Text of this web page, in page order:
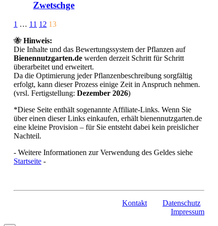
Zwetschge
Page
of
13
Prev
1 … 11 12 13
🐝 Hinweis:
Die Inhalte und das Bewertungssystem der Pflanzen auf
Bienennutzgarten.de werden derzeit Schritt für Schritt
überarbeitet und erweitert.
Da die Optimierung jeder Pflanzenbeschreibung sorgfältig
erfolgt, kann dieser Prozess einige Zeit in Anspruch nehmen.
(vrsl. Fertigstellung: Dezember 2026)
*Diese Seite enthält sogenannte Affiliate-Links. Wenn Sie
über einen dieser Links einkaufen, erhält bienennutzgarten.de
eine kleine Provision – für Sie entsteht dabei kein preislicher
Nachteil.
- Weitere Informationen zur Verwendung des Geldes siehe
Startseite -
Kontakt
Datenschutz
Impressum